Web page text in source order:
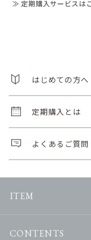
≫ 定期購入サービスは
はじめての方へ
定期購入とは
よくあるご質問
ITEM
CONTENTS